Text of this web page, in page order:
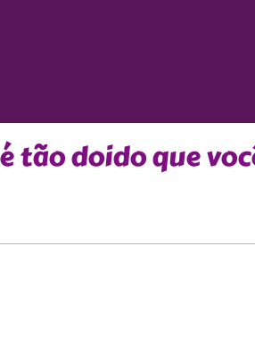
tão doido que